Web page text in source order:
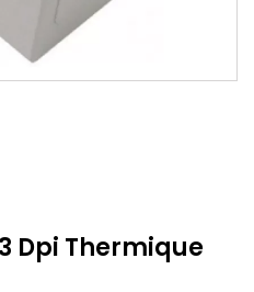
Dpi Thermique